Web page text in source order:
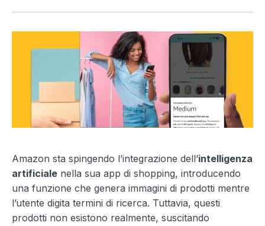
Amazon sta spingendo l’integrazione dell’intelligenza
artificiale nella sua app di shopping, introducendo
una funzione che genera immagini di prodotti mentre
l’utente digita termini di ricerca. Tuttavia, questi
prodotti non esistono realmente, suscitando